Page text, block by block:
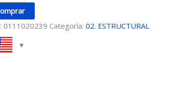
0111020239 Categoría:02. ESTRUCTURAL